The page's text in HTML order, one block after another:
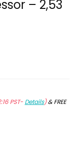
– 2,53
PST- Details)&FREE